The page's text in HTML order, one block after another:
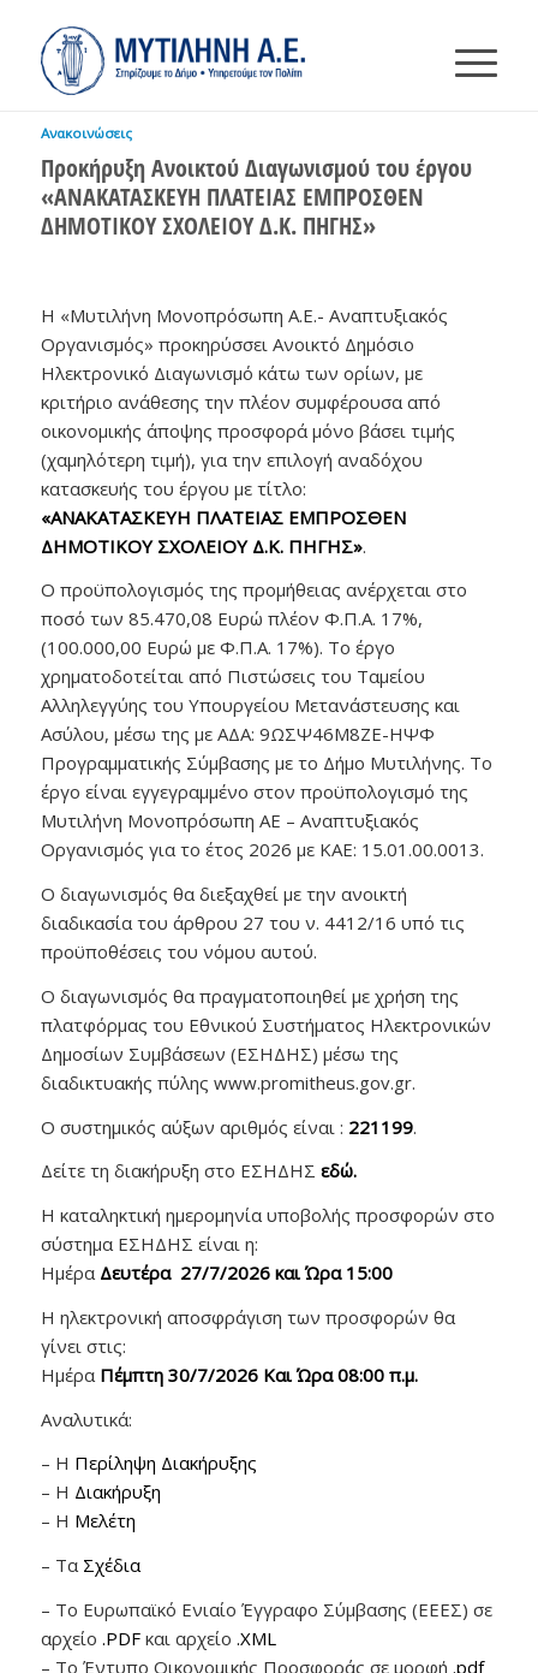
Ανακοινώσεις
Προκήρυξη Ανοικτού Διαγωνισμού του έργου
«ΑΝΑΚΑΤΑΣΚΕΥΗ ΠΛΑΤΕΙΑΣ ΕΜΠΡΟΣΘΕΝ
ΔΗΜΟΤΙΚΟΥ ΣΧΟΛΕΙΟΥ Δ.Κ. ΠΗΓΗΣ»
Η «Μυτιλήνη Μονοπρόσωπη Α.Ε.- Αναπτυξιακός
Οργανισμός» προκηρύσσει Ανοικτό Δημόσιο
Ηλεκτρονικό Διαγωνισμό κάτω των ορίων, με
κριτήριο ανάθεσης την πλέον συμφέρουσα από
οικονομικής άποψης προσφορά μόνο βάσει τιμής
(χαμηλότερη τιμή), για την επιλογή αναδόχου
κατασκευής του έργου με τίτλο:
«ΑΝΑΚΑΤΑΣΚΕΥΗ ΠΛΑΤΕΙΑΣ ΕΜΠΡΟΣΘΕΝ
ΔΗΜΟΤΙΚΟΥ ΣΧΟΛΕΙΟΥ Δ.Κ. ΠΗΓΗΣ».
Ο προϋπολογισμός της προμήθειας ανέρχεται στο
ποσό των 85.470,08 Ευρώ πλέον Φ.Π.Α. 17%,
(100.000,00 Ευρώ με Φ.Π.Α. 17%). Το έργο
χρηματοδοτείται από Πιστώσεις του Ταμείου
Αλληλεγγύης του Υπουργείου Μετανάστευσης και
Ασύλου, μέσω της με ΑΔΑ: 9ΩΣΨ46Μ8ΖΕ-ΗΨΦ
Προγραμματικής Σύμβασης με το Δήμο Μυτιλήνης. Το
έργο είναι εγγεγραμμένο στον προϋπολογισμό της
Μυτιλήνη Μονοπρόσωπη ΑΕ – Αναπτυξιακός
Οργανισμός για το έτος 2026 με ΚΑΕ: 15.01.00.0013.
Ο διαγωνισμός θα διεξαχθεί με την ανοικτή
διαδικασία του άρθρου 27 του ν. 4412/16 υπό τις
προϋποθέσεις του νόμου αυτού.
Ο διαγωνισμός θα πραγματοποιηθεί με χρήση της
πλατφόρμας του Εθνικού Συστήματος Ηλεκτρονικών
Δημοσίων Συμβάσεων (ΕΣΗΔΗΣ) μέσω της
διαδικτυακής πύλης www.promitheus.gov.gr.
Ο συστημικός αύξων αριθμός είναι : 221199.
Δείτε τη διακήρυξη στο ΕΣΗΔΗΣ εδώ.
Η καταληκτική ημερομηνία υποβολής προσφορών στο
σύστημα ΕΣΗΔΗΣ είναι η:
Hμέρα Δευτέρα 27/7/2026 και Ώρα 15:00
Η ηλεκτρονική αποσφράγιση των προσφορών θα
γίνει στις:
Hμέρα Πέμπτη 30/7/2026 Και Ώρα 08:00 π.μ.
Αναλυτικά:
– Η Περίληψη Διακήρυξης
– Η Διακήρυξη
– Η Μελέτη
– Τα Σχέδια
– Το Ευρωπαϊκό Ενιαίο Έγγραφο Σύμβασης (ΕΕΕΣ) σε
αρχείο .PDFκαι αρχείο .XML
– Το Έντυπο Οικονομικής Προσφοράς σε μορφή .pdf